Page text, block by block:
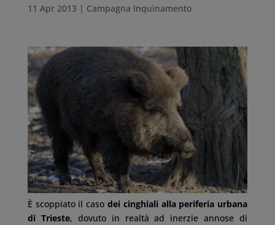
11 Apr 2013 | Campagna Inquinamento
È scoppiato il caso dei cinghiali alla periferia urbana
di Trieste, dovuto in realtà ad inerzie annose di